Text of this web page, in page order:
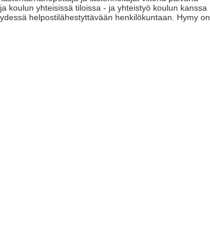
koulun yhteisissä tiloissa - ja yhteistyö koulun kanssa
helpostilähestyttävään henkilökuntaan. Hymy on